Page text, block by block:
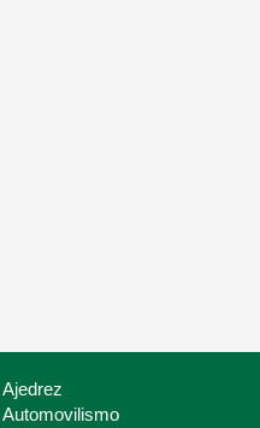
Ajedrez
Automovilismo